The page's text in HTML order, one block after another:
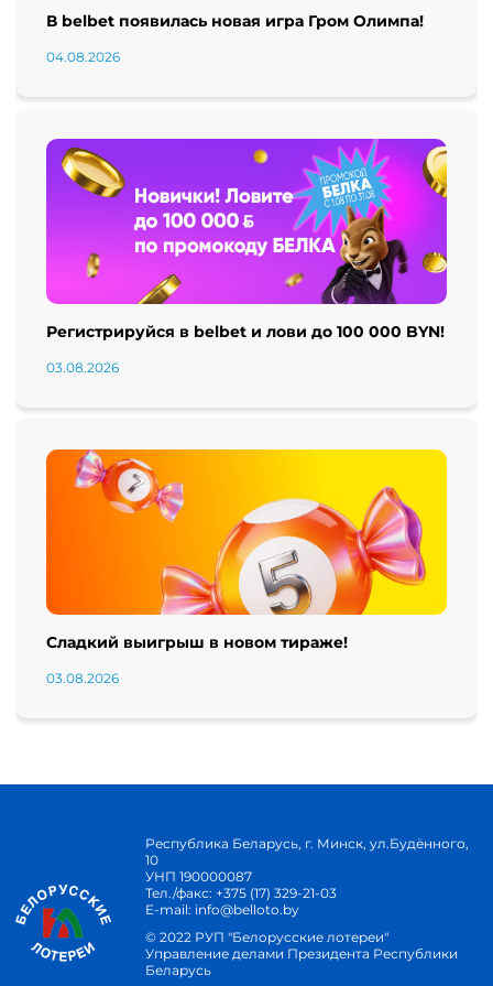
В belbet появилась новая игра Гром Олимпа!
04.08.2026
Регистрируйся в belbet и лови до 100 000 BYN!
03.08.2026
Сладкий выигрыш в новом тираже!
03.08.2026
Республика Беларусь, г. Минск, ул.Будённого,
10
УНП 190000087
Тел./факс: +375 (17) 329-21-03
E-mail: info@belloto.by
© 2022 РУП "Белорусские лотереи"
Управление делами Президента Республики
Беларусь